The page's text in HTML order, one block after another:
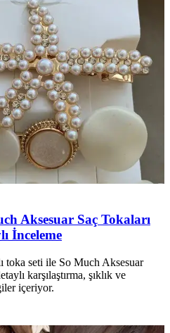
Aksesuar Saç Tokaları
İnceleme
toka seti ile So Much Aksesuar
karşılaştırma, şıklık ve
içeriyor.